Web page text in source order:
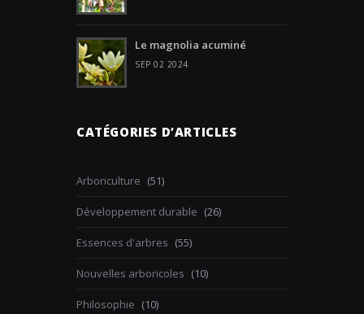
Le magnolia acuminé
SEP 02 2024
CATÉGORIES D’ARTICLES
Arboriculture (51)
Développement durable (26)
Essences d'arbres (55)
Nouvelles arboricoles (10)
Philosophie (10)